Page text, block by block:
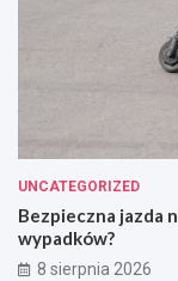
UNCATEGORIZED
Bezpieczna jazda
wypadków?
8 sierpnia 2026